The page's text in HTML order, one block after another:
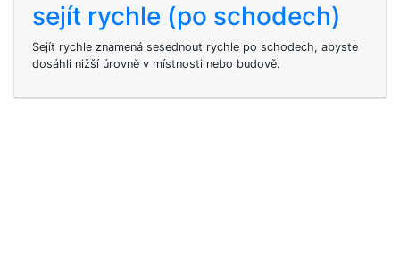
sejít rychle (po schodech)
Sejít rychle znamená sesednout rychle po schodech, abyste
dosáhli nižší úrovně v místnosti nebo budově.